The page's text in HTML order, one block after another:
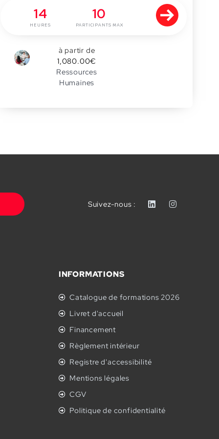
14
HEURES
10
PARTICIPANTS MAX
à partir de
1,080.00€
Ressources
Humaines
Suivez-nous :
INFORMATIONS
Catalogue de formations 2026
Livret d'accueil
Financement
Règlement intérieur
Registre d'accessibilité
Mentions légales
CGV
Politique de confidentialité